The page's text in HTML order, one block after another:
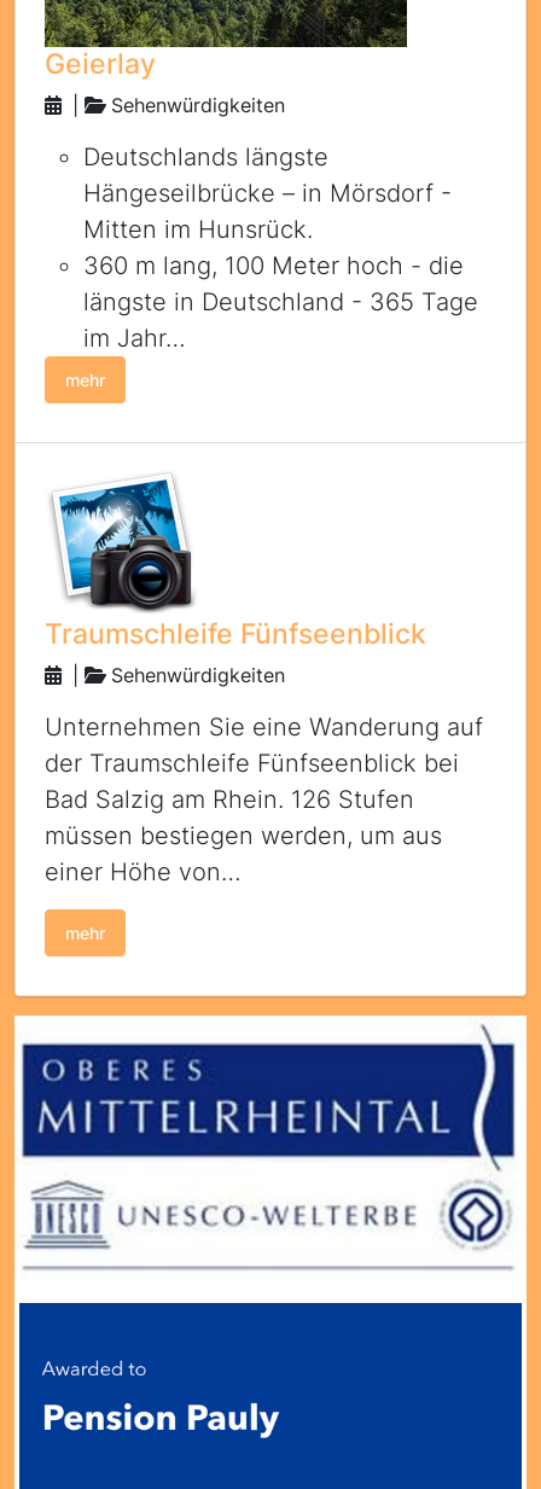
Geierlay
Sehenwürdigkeiten
Deutschlands längste
Hängeseilbrücke – in Mörsdorf -
Mitten im Hunsrück.
360 m lang, 100 Meter hoch - die
längste in Deutschland - 365 Tage
im Jahr…
mehr
Traumschleife Fünfseenblick
Sehenwürdigkeiten
Unternehmen Sie eine Wanderung auf
der Traumschleife Fünfseenblick bei
Bad Salzig am Rhein. 126 Stufen
müssen bestiegen werden, um aus
einer Höhe von…
mehr